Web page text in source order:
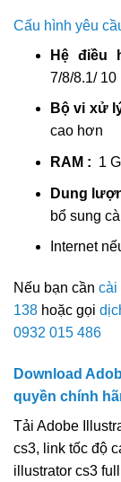
Cấu hình yêu
Hệ điều
7/8/8.1/ 10
Bộ vi xử
cao hơn
RAM : 1
Dung
bổ sung
Internet
Nếu bạn cần cài
138 hoặc gọi
0932 015 486
Download
quyền chính
Tải Adobe
cs3, link tốc độ
illustrator cs3